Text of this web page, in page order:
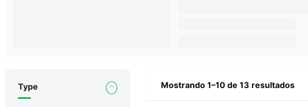
Type Mostrando 1–10 de 13 resultados